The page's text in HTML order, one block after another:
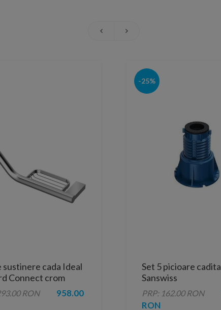
sustinere cada Ideal
Connect crom
cm cu savoniera
RON 958.00
-25%
Set 5 picioare cadita
Sanswiss
PRP: 162.00 RON
RON